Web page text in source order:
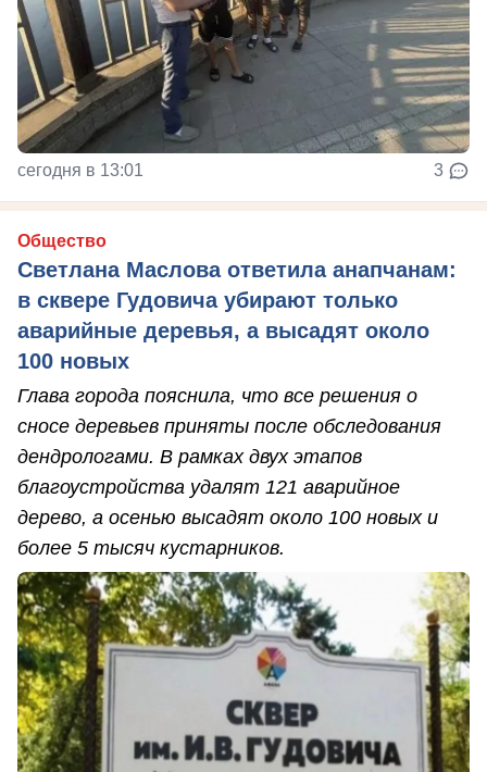
сегодня в 13:01 3
Общество
Светлана Маслова ответила анапчанам:
в сквере Гудовича убирают только
аварийные деревья, а высадят около
100 новых
Глава города пояснила, что все решения о
сносе деревьев приняты после обследования
дендрологами. В рамках двух этапов
благоустройства удалят 121 аварийное
дерево, а осенью высадят около 100 новых и
более 5 тысяч кустарников.